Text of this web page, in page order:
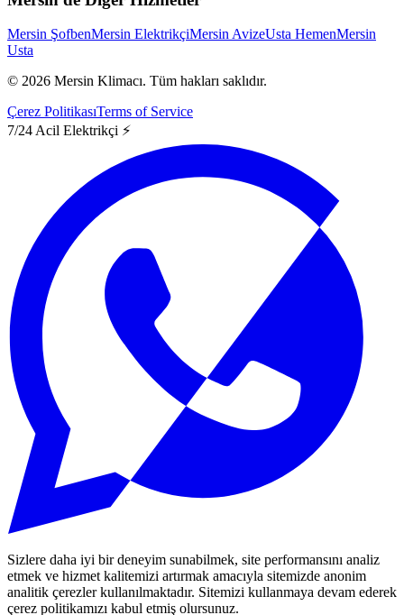
Mersin ŞofbenMersin ElektrikçiMersin AvizeUsta HemenMersin
Usta
© 2026 Mersin Klimacı. Tüm hakları saklıdır.
Çerez PolitikasıTerms of Service
7/24 Acil Elektrikçi ⚡
Sizlere daha iyi bir deneyim sunabilmek, site performansını analiz
etmek ve hizmet kalitemizi artırmak amacıyla sitemizde anonim
analitik çerezler kullanılmaktadır. Sitemizi kullanmaya devam ederek
çerez politikamızı kabul etmiş olursunuz.